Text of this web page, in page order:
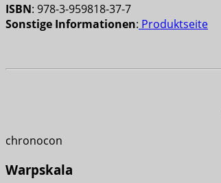
ISBN: 978-3-959818-37-7
Sonstige Informationen: Produktseite
chronocon
Warpskala